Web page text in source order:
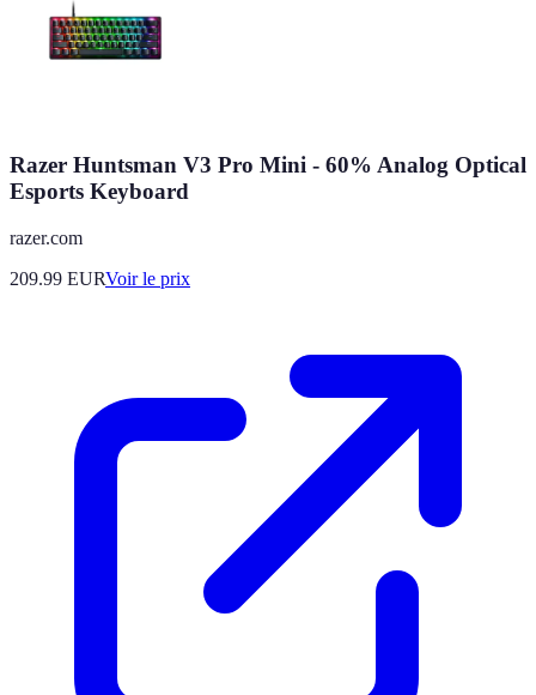
Razer Huntsman V3 Pro Mini - 60% Analog Optical
Esports Keyboard
razer.com
209.99 EURVoir le prix